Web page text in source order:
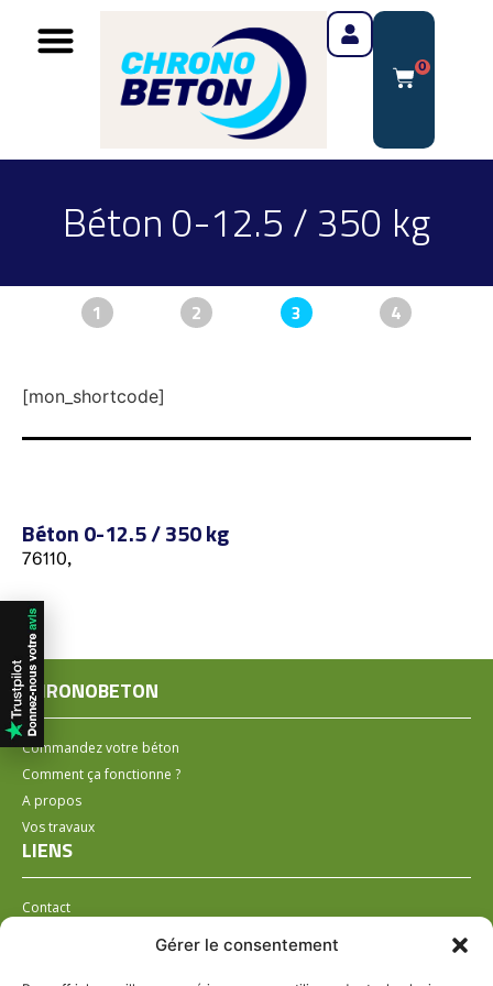
Gérer le consentement
0
Béton 0-12.5 / 350 kg
1 2 3 4
[mon_shortcode]
Béton 0-12.5 / 350 kg
76110,
CHRONOBETON
Commandez votre béton
Comment ça fonctionne ?
A propos
Vos travaux
LIENS
Contact